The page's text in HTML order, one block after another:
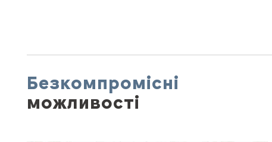
Безкомпромісні
можливості